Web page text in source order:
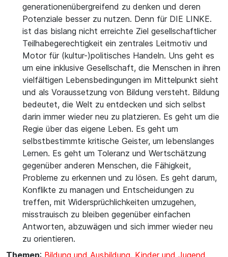
generationenübergreifend zu denken und deren
Potenziale besser zu nutzen. Denn für DIE LINKE.
ist das bislang nicht erreichte Ziel gesellschaftlicher
Teilhabegerechtigkeit ein zentrales Leitmotiv und
Motor für (kultur-)politisches Handeln. Uns geht es
um eine inklusive Gesellschaft, die Menschen in ihren
vielfältigen Lebensbedingungen im Mittelpunkt sieht
und als Voraussetzung von Bildung versteht. Bildung
bedeutet, die Welt zu entdecken und sich selbst
darin immer wieder neu zu platzieren. Es geht um die
Regie über das eigene Leben. Es geht um
selbstbestimmte kritische Geister, um lebenslanges
Lernen. Es geht um Toleranz und Wertschätzung
gegenüber anderen Menschen, die Fähigkeit,
Probleme zu erkennen und zu lösen. Es geht darum,
Konflikte zu managen und Entscheidungen zu
treffen, mit Widersprüchlichkeiten umzugehen,
misstrauisch zu bleiben gegenüber einfachen
Antworten, abzuwägen und sich immer wieder neu
zu orientieren.
Themen: Bildung und Ausbildung, Kinder und Jugend